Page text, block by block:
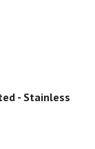
- Stainless